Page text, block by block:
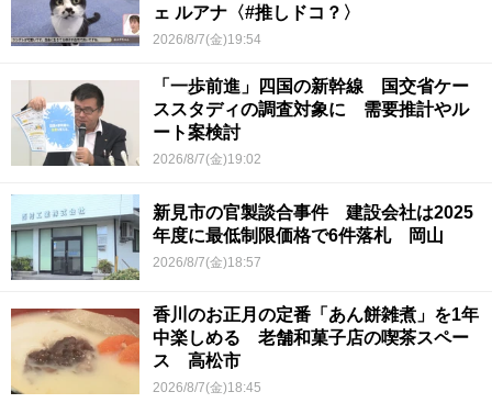
ェ ルアナ〈#推しドコ？〉
2026/8/7(金)19:54
「一歩前進」四国の新幹線 国交省ケー
ススタディの調査対象に 需要推計やル
ート案検討
2026/8/7(金)19:02
新見市の官製談合事件 建設会社は2025
年度に最低制限価格で6件落札 岡山
2026/8/7(金)18:57
香川のお正月の定番「あん餅雑煮」を1年
中楽しめる 老舗和菓子店の喫茶スペー
ス 高松市
2026/8/7(金)18:45